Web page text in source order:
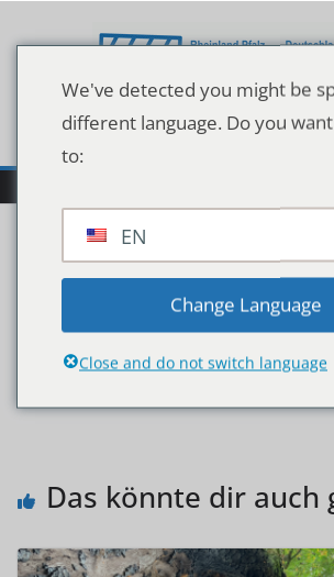
Inhalt
130120038
Das könnte dir auch
We've detected you might be
different language. Do you
to:
EN
Change Language
Close and do not switch language